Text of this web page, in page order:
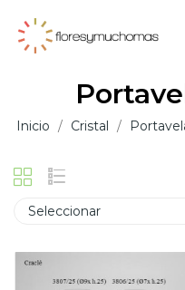
Inicio Cristal
Seleccionar